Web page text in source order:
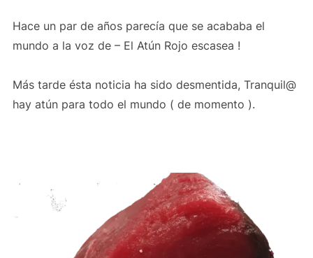
Hace un par de años parecía que se acababa el
mundo a la voz de – El Atún Rojo escasea !
Más tarde ésta noticia ha sido desmentida, Tranquil@
hay atún para todo el mundo ( de momento ).